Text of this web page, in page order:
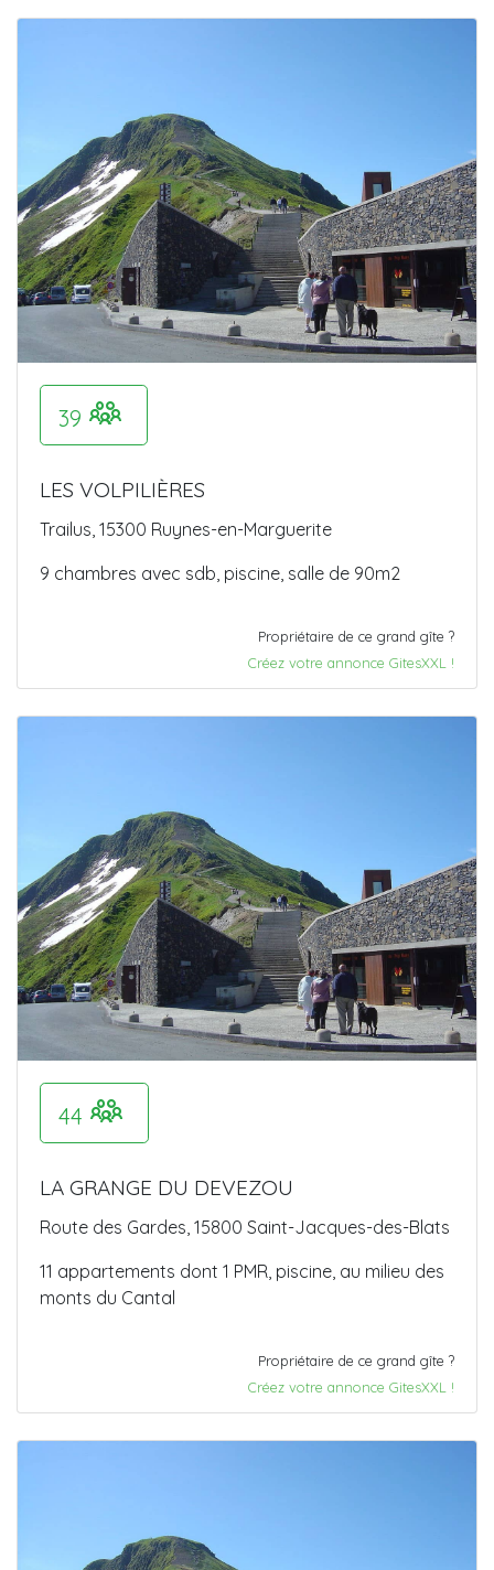
39
LES VOLPILIÈRES
Trailus, 15300 Ruynes-en-Marguerite
9 chambres avec sdb, piscine, salle de 90m2
Propriétaire de ce grand gîte ?
Créez votre annonce GitesXXL !
44
LA GRANGE DU DEVEZOU
Route des Gardes, 15800 Saint-Jacques-des-Blats
11 appartements dont 1 PMR, piscine, au milieu des
monts du Cantal
Propriétaire de ce grand gîte ?
Créez votre annonce GitesXXL !